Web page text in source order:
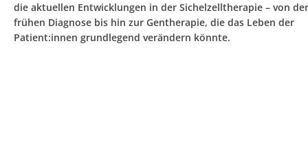
die aktuellen Entwicklungen in der Sichelzelltherapie – von der
frühen Diagnose bis hin zur Gentherapie, die das Leben der
Patient:innen grundlegend verändern könnte.